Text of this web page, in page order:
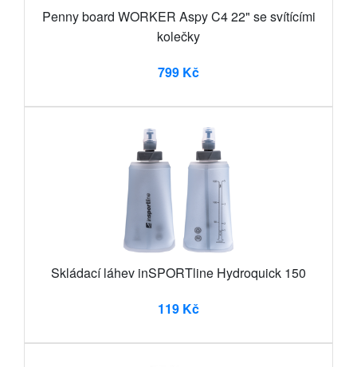
Penny board WORKER Aspy C4 22" se svítícími
kolečky
799 Kč
Skládací láhev inSPORTline Hydroquick 150
119 Kč